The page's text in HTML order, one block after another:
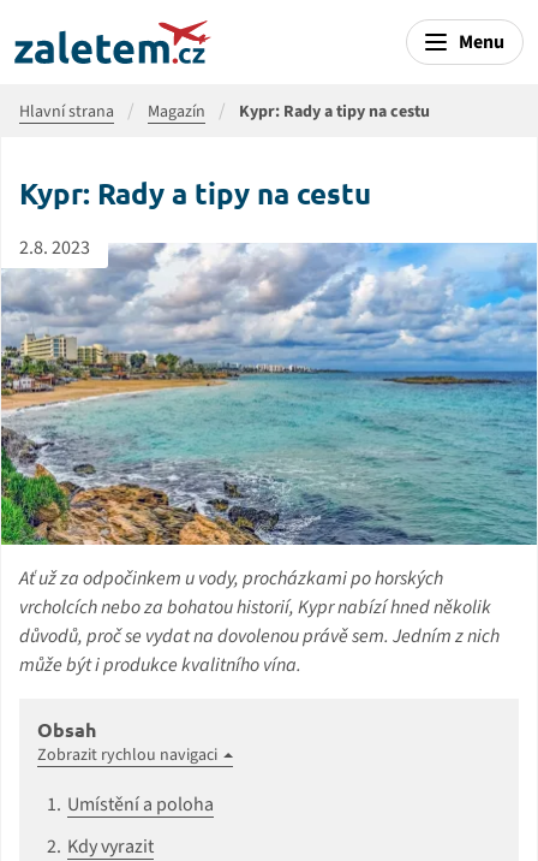
Menu
Hlavní strana Magazín Kypr: Rady a tipy na cestu
Kypr: Rady a tipy na cestu
2.8. 2023
Ať už za odpočinkem u vody, procházkami po horských
vrcholcích nebo za bohatou historií, Kypr nabízí hned několik
důvodů, proč se vydat na dovolenou právě sem. Jedním z nich
může být i produkce kvalitního vína.
Obsah
Zobrazit rychlou navigaci
Umístění a poloha
Kdy vyrazit